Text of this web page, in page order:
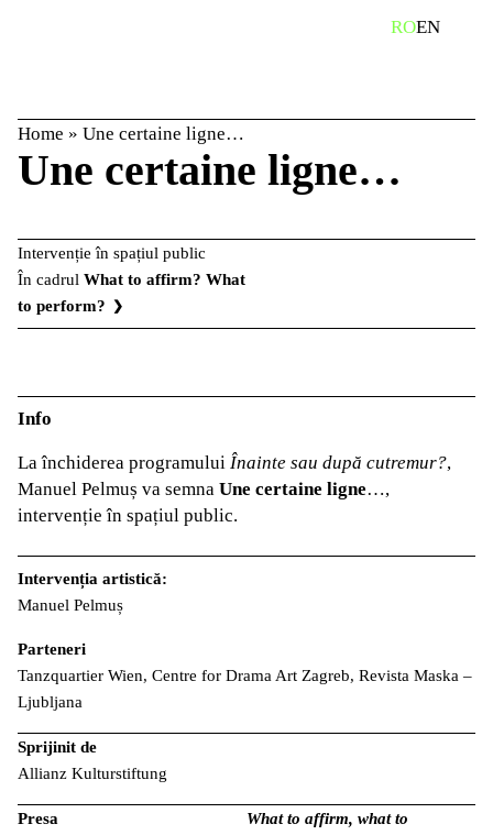
ROEN
Home » Une certaine ligne…
Une certaine ligne…
Intervenție în spațiul public
În cadrul What to affirm? What
to perform?
Info
La închiderea programului Înainte sau după cutremur?,
Manuel Pelmuș va semna Une certaine ligne…,
intervenție în spațiul public.
Intervenția artistică:
Manuel Pelmuș
Parteneri
Tanzquartier Wien, Centre for Drama Art Zagreb, Revista Maska –
Ljubljana
Sprijinit de
Allianz Kulturstiftung
Presa
What to affirm, what to